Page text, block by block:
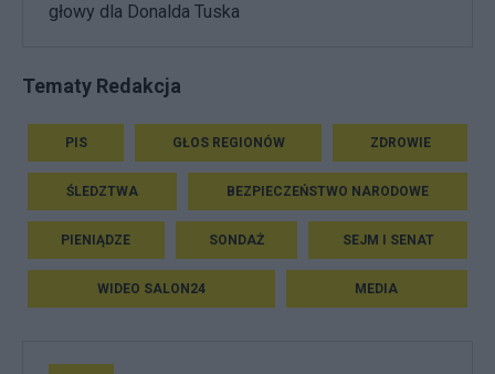
głowy dla Donalda Tuska
Tematy Redakcja
PIS GŁOS REGIONÓW ZDROWIE
ŚLEDZTWA BEZPIECZEŃSTWO NARODOWE
PIENIĄDZE SONDAŻ SEJM I SENAT
WIDEO SALON24 MEDIA